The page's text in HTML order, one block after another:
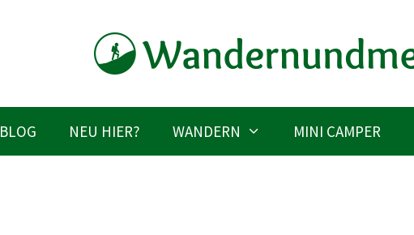
BLOG NEU HIER? WANDERN MINI CAMPER